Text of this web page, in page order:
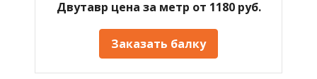
Двутавр цена за метр от 1180 руб.
Заказать балку